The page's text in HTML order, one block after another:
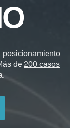
posicionamiento
de 200 casos